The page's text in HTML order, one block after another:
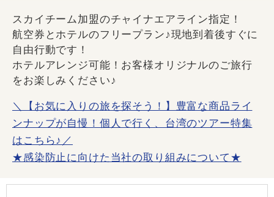
スカイチーム加盟のチャイナエアライン指定！
航空券とホテルのフリープラン♪現地到着後すぐに
自由行動です！
ホテルアレンジ可能！お客様オリジナルのご旅行
をお楽しみください♪
＼【お気に入りの旅を探そう！】豊富な商品ライ
ンナップが自慢！個人で行く、台湾のツアー特集
はこちら♪／
★感染防止に向けた当社の取り組みについて★